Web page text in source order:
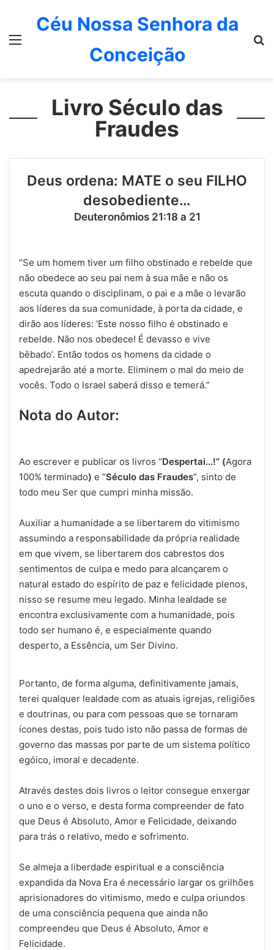
Céu Nossa Senhora da
Conceição
Livro Século das
Fraudes
Deus ordena: MATE o seu FILHO
desobediente…
Deuteronômios 21:18 a 21
“Se um homem tiver um filho obstinado e rebelde que
não obedece ao seu pai nem à sua mãe e não os
escuta quando o disciplinam, o pai e a mãe o levarão
aos líderes da sua comunidade, à porta da cidade, e
dirão aos líderes: ‘Este nosso filho é obstinado e
rebelde. Não nos obedece! É devasso e vive
bêbado’. Então todos os homens da cidade o
apedrejarão até a morte. Eliminem o mal do meio de
vocês. Todo o Israel saberá disso e temerá.”
Nota do Autor:
Ao escrever e publicar os livros “Despertai…!” (Agora
100% terminado) e “Século das Fraudes”, sinto de
todo meu Ser que cumpri minha missão.
Auxiliar a humanidade a se libertarem do vitimismo
assumindo a responsabilidade da própria realidade
em que vivem, se libertarem dos cabrestos dos
sentimentos de culpa e medo para alcançarem o
natural estado do espírito de paz e felicidade plenos,
nisso se resume meu legado. Minha lealdade se
encontra exclusivamente com a humanidade, pois
todo ser humano é, e especialmente quando
desperto, a Essência, um Ser Divino.
Portanto, de forma alguma, definitivamente jamais,
terei qualquer lealdade com as atuais igrejas, religiões
e doutrinas, ou para com pessoas que se tornaram
ícones destas, pois tudo isto não passa de formas de
governo das massas por parte de um sistema político
egóico, imoral e decadente.
Através destes dois livros o leitor consegue enxergar
o uno e o verso, e desta forma compreender de fato
que Deus é Absoluto, Amor e Felicidade, deixando
para trás o relativo, medo e sofrimento.
Se almeja a liberdade espiritual e a consciência
expandida da Nova Era é necessário largar os grilhões
aprisionadores do vitimismo, medo e culpa oriundos
de uma consciência pequena que ainda não
compreendeu que Deus é Absoluto, Amor e
Felicidade.